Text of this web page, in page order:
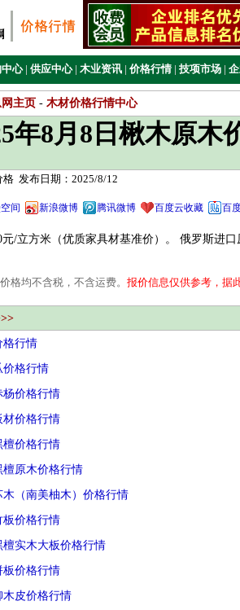
心 | 供应中心 | 木业资讯 | 价格行情 | 技项市场 |
主页 - 木材价格行情中心
年8月8日楸木原木
格 发布日期：2025/8/12
间 新浪微博 腾讯微博 百度云收藏 百
/立方米‌（优质家具材基准价）。 俄罗斯进口
格均不含税，不含运费。 报价信息仅供参考，据
格行情
价格行情
杨价格行情
材价格行情
檀价格行情
檀原木价格行情
木（南美柚木）价格行情
板价格行情
檀实木大板价格行情
板价格行情
木皮价格行情